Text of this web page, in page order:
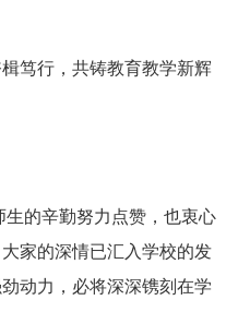
笃行，共铸教育教学新辉
的辛勤努力点赞，也衷心
家的深情已汇入学校的发
动力，必将深深镌刻在学